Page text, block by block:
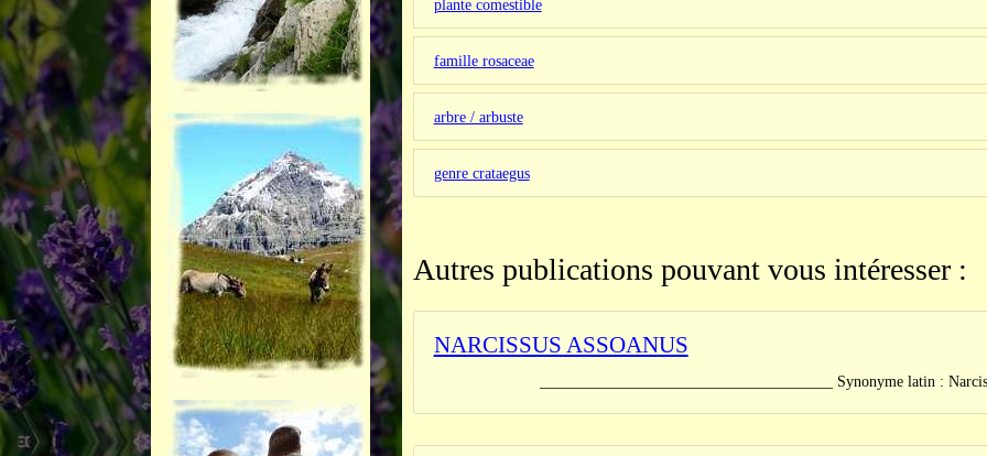
plante comestible
famille rosaceae
arbre / arbuste
genre crataegus
Autres publications pouvant vous intéresser :
NARCISSUS ASSOANUS
______________________________________ Synonyme latin :